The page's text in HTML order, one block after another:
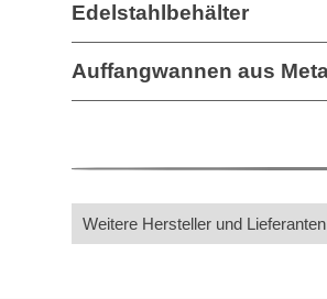
Edelstahlbehälter
Auffangwannen aus
Weitere Hersteller und